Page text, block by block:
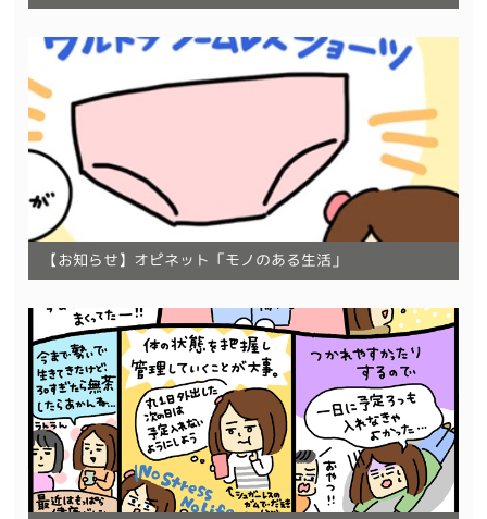
【お知らせ】オピネット「モノのある生活」